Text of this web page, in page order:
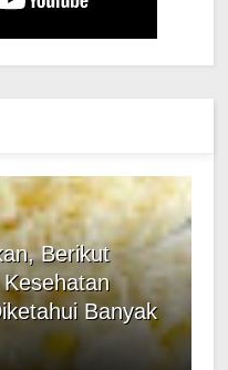
Berikut
Banyak